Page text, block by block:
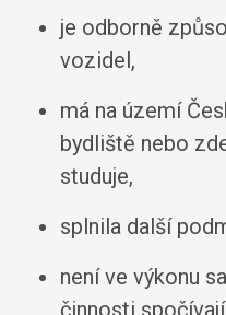
je odborně
vozidel,
má na území
bydliště nebo
studuje,
splnila další
není ve výkonu
činnosti